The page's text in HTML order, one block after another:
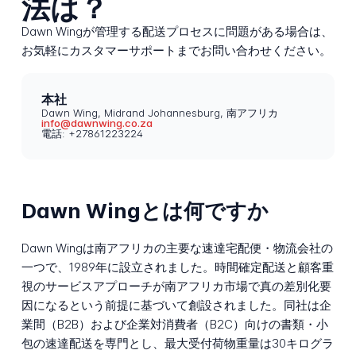
法は？
Dawn Wingが管理する配送プロセスに問題がある場合は、
お気軽にカスタマーサポートまでお問い合わせください。
本社
Dawn Wing, Midrand Johannesburg, 南アフリカ
info@dawnwing.co.za
電話: +27861223224
Dawn Wingとは何ですか
Dawn Wingは南アフリカの主要な速達宅配便・物流会社の
一つで、1989年に設立されました。時間確定配送と顧客重
視のサービスアプローチが南アフリカ市場で真の差別化要
因になるという前提に基づいて創設されました。同社は企
業間（B2B）および企業対消費者（B2C）向けの書類・小
包の速達配送を専門とし、最大受付荷物重量は30キログラ